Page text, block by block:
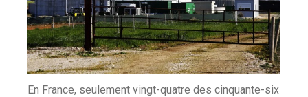
En France, seulement vingt-quatre des cinquante-six